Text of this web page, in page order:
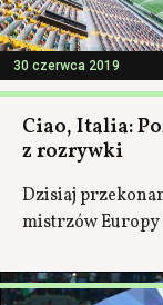
30 czerwca 2019
Ciao, Italia:
z rozrywki
Dzisiaj
mistrzów Europy